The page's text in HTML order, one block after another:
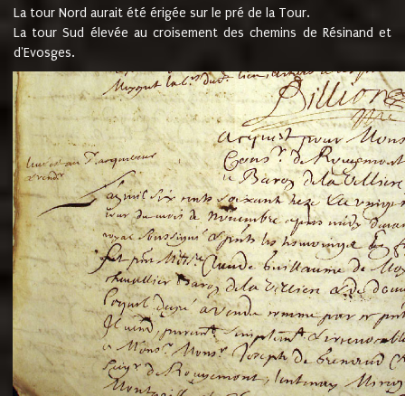
La tour Nord aurait été érigée sur le pré de la Tour.
La tour Sud élevée au croisement des chemins de Résinand et
d'Evosges.